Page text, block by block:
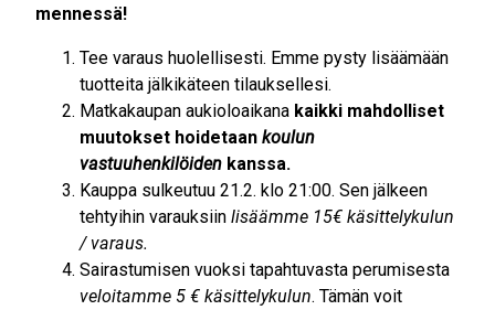
mennessä!
Tee varaus huolellisesti. Emme pysty lisäämään
tuotteita jälkikäteen tilauksellesi.
Matkakaupan aukioloaikana kaikki mahdolliset
muutokset hoidetaan koulun
vastuuhenkilöiden kanssa.
Kauppa sulkeutuu 21.2. klo 21:00. Sen jälkeen
tehtyihin varauksiin lisäämme 15€ käsittelykulun
/ varaus.
Sairastumisen vuoksi tapahtuvasta perumisesta
veloitamme 5 € käsittelykulun. Tämän voit